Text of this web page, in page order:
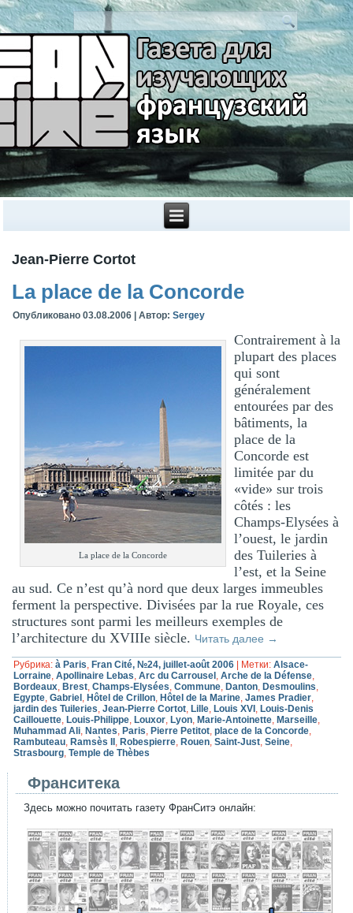
Jean-Pierre Cortot
La place de la Concorde
Опубликовано 03.08.2006 |Автор: Sergey
La place de la Concorde
Contrairement à la
plupart des places
qui sont
généralement
entourées par des
bâtiments, la
place de la
Concorde est
limitée par du
«vide» sur trois
côtés : les
Champs-Elysées à
l’ouest, le jardin
des Tuileries à
l’est, et la Seine
au sud. Ce n’est qu’à nord que deux larges immeubles
ferment la perspective. Divisées par la rue Royale, ces
structures sont parmi les meilleurs exemples de
l’architecture du XVIIIe siècle. Читать далее →
Рубрика: à Paris, Fran Cité, №24, juillet-août 2006 Метки: Alsace-
Lorraine,Apollinaire Lebas,Arc du Carrousel ,Arche de la Défense,
Bordeaux, Brest,Champs-Elysées,Commune, Danton, Desmoulins,
Egypte,Gabriel , Hôtel de Crillon, Hôtel de la Marine,James Pradier,
jardin des Tuileries,Jean-Pierre Cortot, Lille, Louis XVI , Louis-Denis
Caillouette, Louis-Philippe, Louxor, Lyon, Marie-Antoinette, Marseille,
Muhammad Ali, Nantes, Paris, Pierre Petitot,place de la Concorde,
Rambuteau, Ramsès II , Robespierre, Rouen,Saint-Just,Seine,
Strasbourg,Temple de Thèbes
Франситека
Здесь можно почитать газету ФранСитэ онлайн: